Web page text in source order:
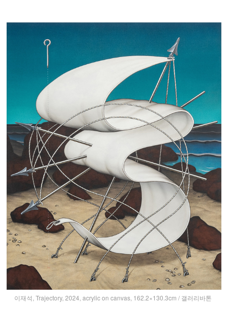
이재석, Trajectory, 2024, acrylic on canvas, 162.2×130.3cm / 갤러리바톤